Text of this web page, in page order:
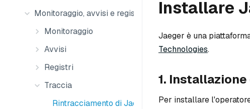
Monitoraggio, avvisi e registri
Monitoraggio
Avvisi
Registri
Traccia
Rintracciamento di Jaeger
Installare
Jaeger è una
Technologies.
1.
Per installare